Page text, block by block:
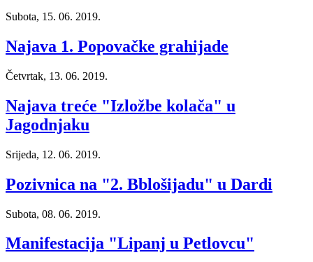
Subota, 15. 06. 2019.
Najava 1. Popovačke grahijade
Četvrtak, 13. 06. 2019.
Najava treće "Izložbe kolača" u
Jagodnjaku
Srijeda, 12. 06. 2019.
Pozivnica na "2. Bblošijadu" u Dardi
Subota, 08. 06. 2019.
Manifestacija "Lipanj u Petlovcu"